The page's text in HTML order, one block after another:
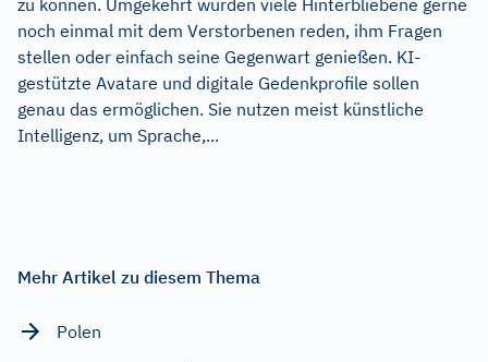
noch einmal mit dem Verstorbenen reden, ihm Fragen
stellen oder einfach seine Gegenwart genießen. KI-
gestützte Avatare und digitale Gedenkprofile sollen
genau das ermöglichen. Sie nutzen meist künstliche
Intelligenz, um Sprache,...
Mehr Artikel zu diesem Thema
Polen